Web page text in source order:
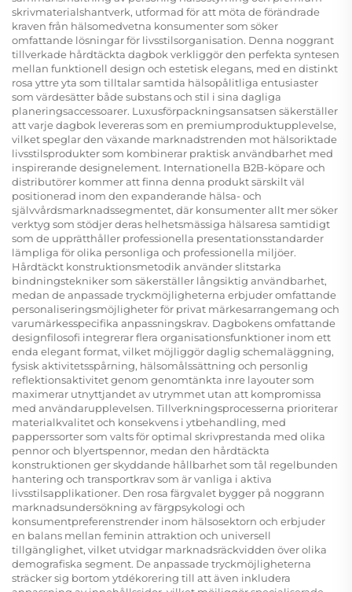
skrivmaterialshantverk, utformad för att möta de förändrade
kraven från hälsomedvetna konsumenter som söker
omfattande lösningar för livsstilsorganisation. Denna noggrant
tillverkade hårdtäckta dagbok verkliggör den perfekta syntesen
mellan funktionell design och estetisk elegans, med en distinkt
rosa yttre yta som tilltalar samtida hälsopålitliga entusiaster
som värdesätter både substans och stil i sina dagliga
planeringsaccessoarer. Luxusförpackningsansatsen säkerställer
att varje dagbok levereras som en premiumproduktupplevelse,
vilket speglar den växande marknadstrenden mot hälsoriktade
livsstilsprodukter som kombinerar praktisk användbarhet med
inspirerande designelement. Internationella B2B-köpare och
distributörer kommer att finna denna produkt särskilt väl
positionerad inom den expanderande hälsa- och
självvårdsmarknadssegmentet, där konsumenter allt mer söker
verktyg som stödjer deras helhetsmässiga hälsaresa samtidigt
som de upprätthåller professionella presentationsstandarder
lämpliga för olika personliga och professionella miljöer.
Hårdtäckt konstruktionsmetodik använder slitstarka
bindningstekniker som säkerställer långsiktig användbarhet,
medan de anpassade tryckmöjligheterna erbjuder omfattande
personaliseringsmöjligheter för privat märkesarrangemang och
varumärkesspecifika anpassningskrav. Dagbokens omfattande
designfilosofi integrerar flera organisationsfunktioner inom ett
enda elegant format, vilket möjliggör daglig schemaläggning,
fysisk aktivitetsspårning, hälsomålssättning och personlig
reflektionsaktivitet genom genomtänkta inre layouter som
maximerar utnyttjandet av utrymmet utan att kompromissa
med användarupplevelsen. Tillverkningsprocesserna prioriterar
materialkvalitet och konsekvens i ytbehandling, med
papperssorter som valts för optimal skrivprestanda med olika
pennor och blyertspennor, medan den hårdtäckta
konstruktionen ger skyddande hållbarhet som tål regelbunden
hantering och transportkrav som är vanliga i aktiva
livsstilsapplikationer. Den rosa färgvalet bygger på noggrann
marknadsundersökning av färgpsykologi och
konsumentpreferenstrender inom hälsosektorn och erbjuder
en balans mellan feminin attraktion och universell
tillgänglighet, vilket utvidgar marknadsräckvidden över olika
demografiska segment. De anpassade tryckmöjligheterna
sträcker sig bortom ytdékorering till att även inkludera